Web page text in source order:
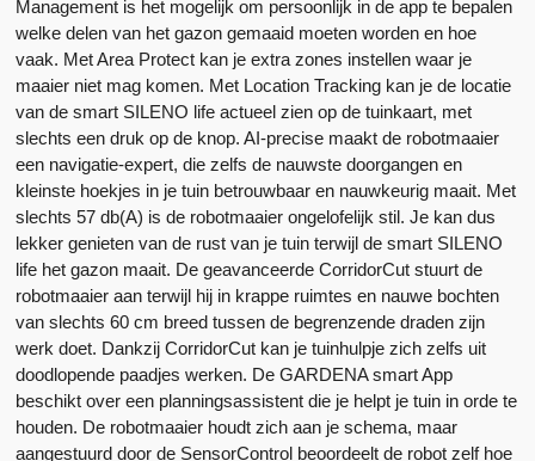
Management is het mogelijk om persoonlijk in de app te bepalen
welke delen van het gazon gemaaid moeten worden en hoe
vaak. Met Area Protect kan je extra zones instellen waar je
maaier niet mag komen. Met Location Tracking kan je de locatie
van de smart SILENO life actueel zien op de tuinkaart, met
slechts een druk op de knop. AI-precise maakt de robotmaaier
een navigatie-expert, die zelfs de nauwste doorgangen en
kleinste hoekjes in je tuin betrouwbaar en nauwkeurig maait. Met
slechts 57 db(A) is de robotmaaier ongelofelijk stil. Je kan dus
lekker genieten van de rust van je tuin terwijl de smart SILENO
life het gazon maait. De geavanceerde CorridorCut stuurt de
robotmaaier aan terwijl hij in krappe ruimtes en nauwe bochten
van slechts 60 cm breed tussen de begrenzende draden zijn
werk doet. Dankzij CorridorCut kan je tuinhulpje zich zelfs uit
doodlopende paadjes werken. De GARDENA smart App
beschikt over een planningsassistent die je helpt je tuin in orde te
houden. De robotmaaier houdt zich aan je schema, maar
aangestuurd door de SensorControl beoordeelt de robot zelf hoe